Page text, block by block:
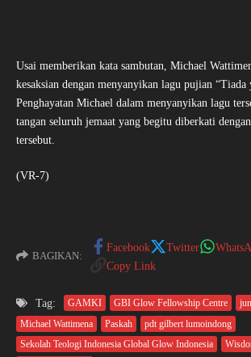
Usai memberikan kata sambutan, Michael
kesaksian dengan menyanyikan lagu pujian “Tiada
Penghayatan Michael dalam menyanyikan lagu
tangan seluruh jemaat yang begitu diberkati
tersebut.
(VR-7)
BAGIKAN:
Facebook Twitter
Copy Link
Tag: GAMKI GBI Glow Fellowship Centre
Michael Wattimena
Paskah
pdt gilbert lumoindong
Sekolah Teologi Indonesia Global Glow Indonesia